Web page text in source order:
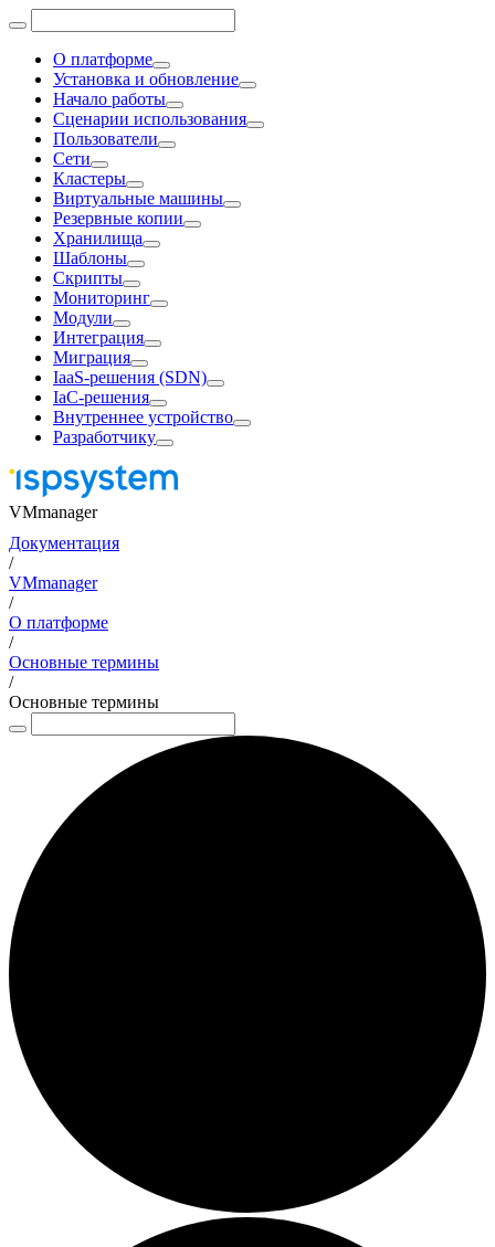
О платформе
Установка и обновление
Начало работы
Сценарии использования
Пользователи
Сети
Кластеры
Виртуальные машины
Резервные копии
Хранилища
Шаблоны
Скрипты
Мониторинг
Модули
Интеграция
Миграция
IaaS-решения (SDN)
IaC-решения
Внутреннее устройство
Разработчику
VMmanager
Документация
/
VMmanager
/
О платформе
/
Основные термины
/
Основные термины